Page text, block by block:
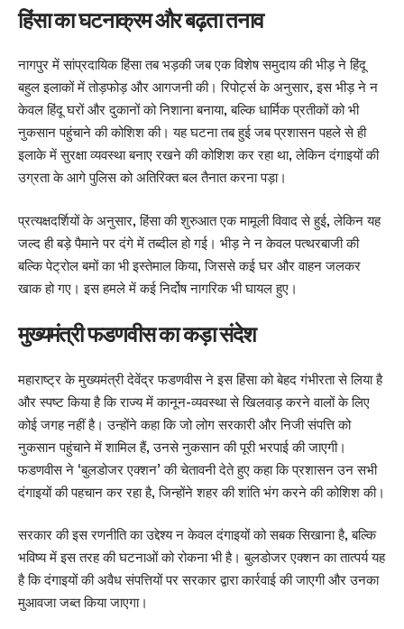
हिंसा का घटनाक्रम और बढ़ता तनाव
नागपुर में सांप्रदायिक हिंसा तब भड़की जब एक विशेष समुदाय की भीड़ ने हिंदू
बहुल इलाकों में तोड़फोड़ और आगजनी की। रिपोर्ट्स के अनुसार, इस भीड़ ने न
केवल हिंदू घरों और दुकानों को निशाना बनाया, बल्कि धार्मिक प्रतीकों को भी
नुकसान पहुंचाने की कोशिश की। यह घटना तब हुई जब प्रशासन पहले से ही
इलाके में सुरक्षा व्यवस्था बनाए रखने की कोशिश कर रहा था, लेकिन दंगाइयों की
उग्रता के आगे पुलिस को अतिरिक्त बल तैनात करना पड़ा।
प्रत्यक्षदर्शियों के अनुसार, हिंसा की शुरुआत एक मामूली विवाद से हुई, लेकिन यह
जल्द ही बड़े पैमाने पर दंगे में तब्दील हो गई। भीड़ ने न केवल पत्थरबाजी की
बल्कि पेट्रोल बमों का भी इस्तेमाल किया, जिससे कई घर और वाहन जलकर
खाक हो गए। इस हमले में कई निर्दोष नागरिक भी घायल हुए।
मुख्यमंत्री फडणवीस का कड़ा संदेश
महाराष्ट्र के मुख्यमंत्री देवेंद्र फडणवीस ने इस हिंसा को बेहद गंभीरता से लिया है
और स्पष्ट किया है कि राज्य में कानून-व्यवस्था से खिलवाड़ करने वालों के लिए
कोई जगह नहीं है। उन्होंने कहा कि जो लोग सरकारी और निजी संपत्ति को
नुकसान पहुंचाने में शामिल हैं, उनसे नुकसान की पूरी भरपाई की जाएगी।
फडणवीस ने ‘बुलडोजर एक्शन’ की चेतावनी देते हुए कहा कि प्रशासन उन सभी
दंगाइयों की पहचान कर रहा है, जिन्होंने शहर की शांति भंग करने की कोशिश की।
सरकार की इस रणनीति का उद्देश्य न केवल दंगाइयों को सबक सिखाना है, बल्कि
भविष्य में इस तरह की घटनाओं को रोकना भी है। बुलडोजर एक्शन का तात्पर्य यह
है कि दंगाइयों की अवैध संपत्तियों पर सरकार द्वारा कार्रवाई की जाएगी और उनका
मुआवजा जब्त किया जाएगा।